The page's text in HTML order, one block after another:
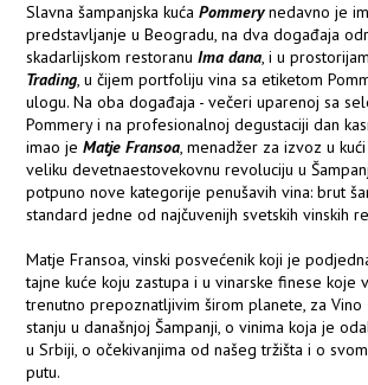
Slavna šampanjska kućaPommerynedavno je
predstavljanje u Beogradu, na dva događaja
skadarlijskom restoranuIma dana, i u
Trading, u čijem portfoliju vina sa etiketom
ulogu. Na oba događaja - večeri uparenoj sa
Pommery i na profesionalnoj degustaciji dan
imao jeMatje Fransoa, menadžer za izvoz u
veliku devetnaestovekovnu revoluciju u
potpuno nove kategorije penušavih vina: brut
standard jedne od najčuvenijh svetskih vinskih
Matje Fransoa, vinski posvećenik koji je
tajne kuće koju zastupa i u vinarske finese koje
trenutno prepoznatljivim širom planete, za
stanju u današnjoj Šampanji, o vinima koja je
u Srbiji, o očekivanjima od našeg tržišta i o
putu.